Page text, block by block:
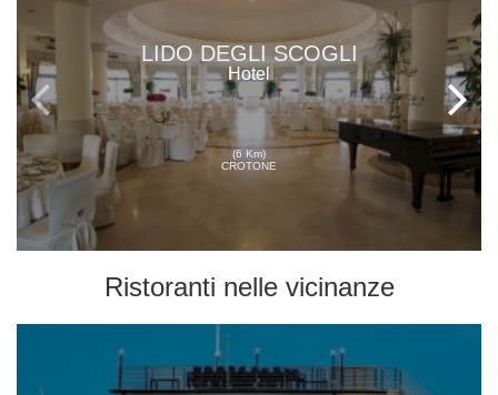
LIDO DEGLI SCOGLI
Hotel
(6 Km)
CROTONE
Ristoranti nelle vicinanze